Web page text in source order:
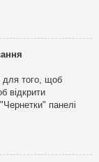
для того, щоб
відкрити
панелі